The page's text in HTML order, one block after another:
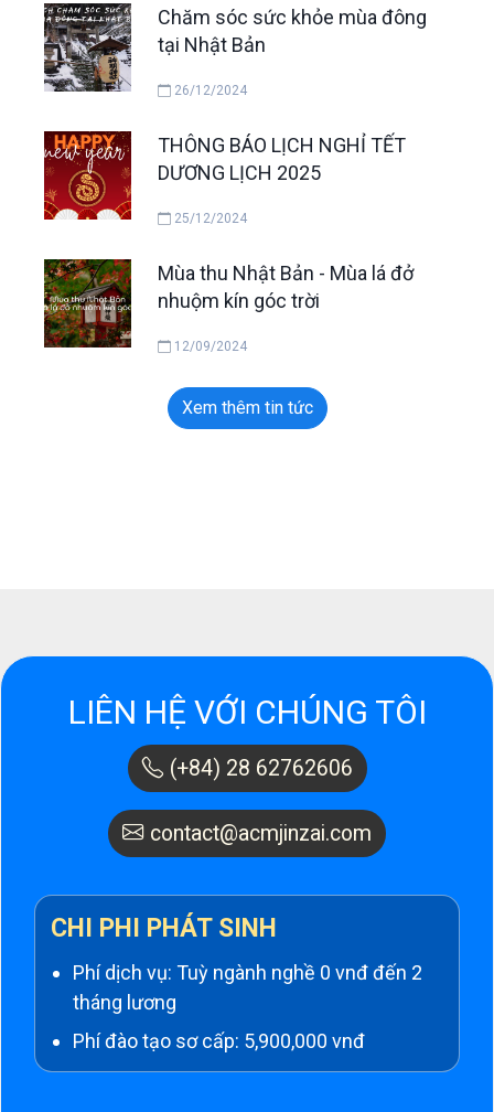
Chăm sóc sức khỏe mùa đông
tại Nhật Bản
26/12/2024
THÔNG BÁO LỊCH NGHỈ TẾT
DƯƠNG LỊCH 2025
25/12/2024
Mùa thu Nhật Bản - Mùa lá đở
nhuộm kín góc trời
12/09/2024
Xem thêm tin tức
LIÊN HỆ VỚI CHÚNG TÔI
(+84) 28 62762606
contact@acmjinzai.com
CHI PHI PHÁT SINH
Phí dịch vụ: Tuỳ ngành nghề 0 vnđ đến 2
tháng lương
Phí đào tạo sơ cấp: 5,900,000 vnđ